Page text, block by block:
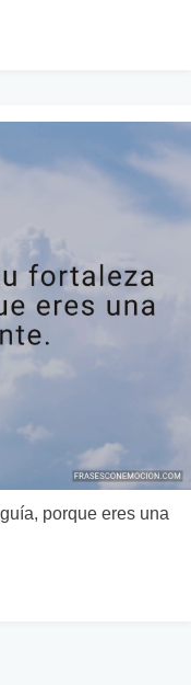
porque eres una